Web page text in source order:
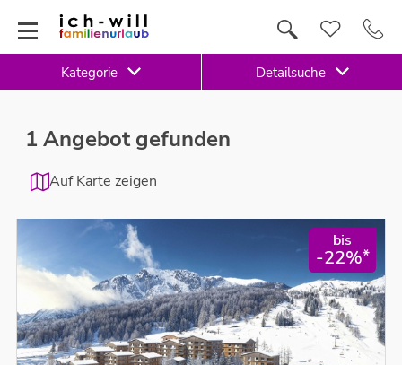
Kategorie Detailsuche
1 Angebot gefunden
Auf Karte zeigen
bis
-22%*